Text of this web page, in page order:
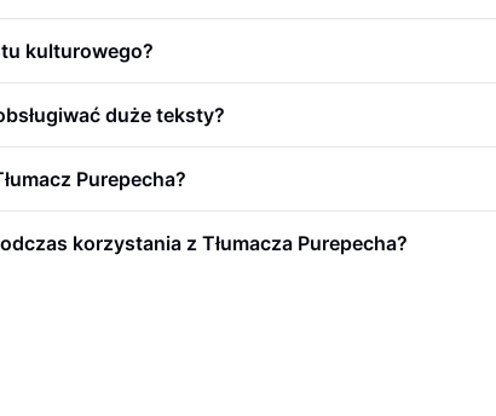
kulturowego?
duże teksty?
Purepecha?
korzystania z Tłumacza Purepecha?